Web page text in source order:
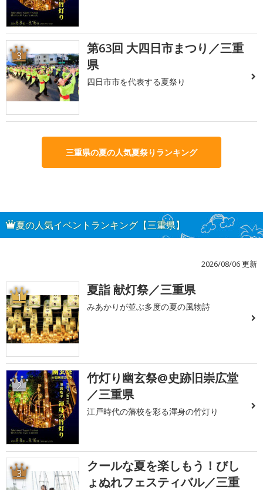
3
第63回 大四日市まつり／三重
県
四日市市を代表する夏祭り
三重県の夏の人気夏祭りランキング
夏の人気イベントランキング【三重県】
2026/08/06 更新
1 夏詣 献灯祭／三重県
みあかりが並ぶ多度の夏の風物詩
2
竹灯り幽玄祭@史跡旧崇広堂
／三重県
江戸時代の藩校を彩る渾身の竹灯り
3
クールな夏を楽しもう！びし
ょぬれフェスティバル／三重